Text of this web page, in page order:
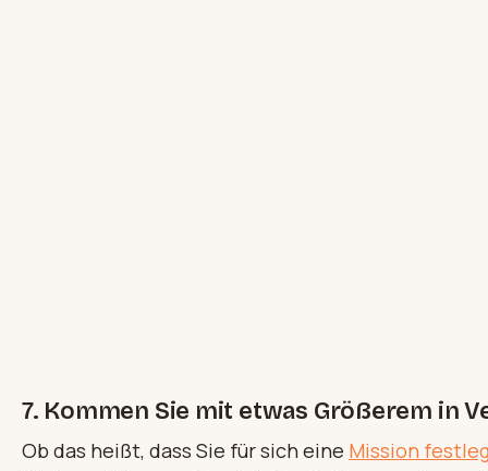
7. Kommen Sie mit etwas Größerem in
Ob das heißt, dass Sie für sich eine Mission